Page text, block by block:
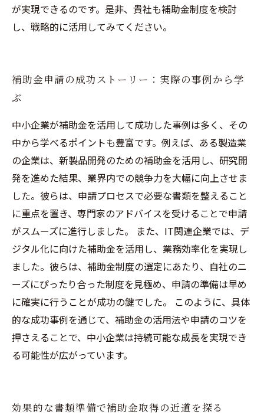
が実現できるのです。是非、貴社も補助金制度を検討
し、戦略的に活用してみてください。
補助金申請の成功ストーリー：実際の事例から学
ぶ
中小企業が補助金を活用して成功した事例は多く、その
中から学べるポイントも豊富です。例えば、ある製造業
の企業は、新製品開発のための補助金を活用し、研究開
発を進めた結果、業界内での競争力を大幅に向上させま
した。彼らは、申請プロセスで必要な書類を整えること
に重点を置き、専門家のアドバイスを受けることで申請
がスムーズに進行しました。 また、IT関連企業では、デ
ジタル化に向けた補助金を活用し、業務効率化を実現し
ました。彼らは、補助金制度の選定にあたり、自社のニ
ーズにぴったり合った制度を見極め、申請の準備は早め
に確実に行うことが成功の鍵でした。 このように、具体
的な成功事例を通じて、補助金の活用法や申請のコツを
押さえることで、中小企業は持続可能な成長を実現でき
る可能性が広がっています。
効果的な書類準備で補助金取得の近道を探る